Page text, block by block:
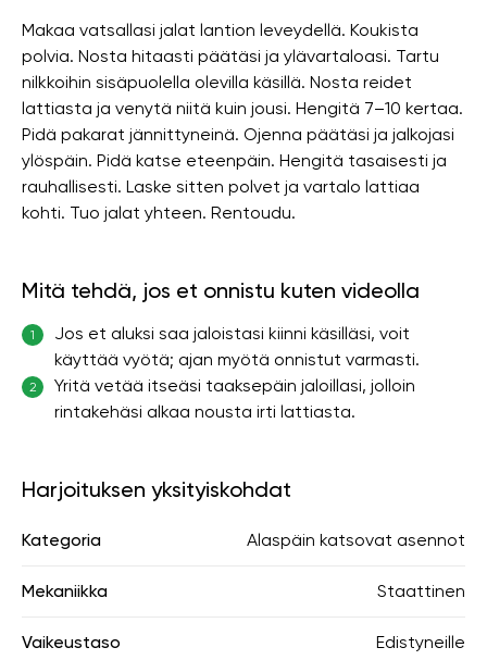
Makaa vatsallasi jalat lantion leveydellä. Koukista
polvia. Nosta hitaasti päätäsi ja ylävartaloasi. Tartu
nilkkoihin sisäpuolella olevilla käsillä. Nosta reidet
lattiasta ja venytä niitä kuin jousi. Hengitä 7–10 kertaa.
Pidä pakarat jännittyneinä. Ojenna päätäsi ja jalkojasi
ylöspäin. Pidä katse eteenpäin. Hengitä tasaisesti ja
rauhallisesti. Laske sitten polvet ja vartalo lattiaa
kohti. Tuo jalat yhteen. Rentoudu.
Mitä tehdä, jos et onnistu kuten videolla
1
Jos et aluksi saa jaloistasi kiinni käsilläsi, voit
käyttää vyötä; ajan myötä onnistut varmasti.
2
Yritä vetää itseäsi taaksepäin jaloillasi, jolloin
rintakehäsi alkaa nousta irti lattiasta.
Harjoituksen yksityiskohdat
Kategoria Alaspäin katsovat asennot
Mekaniikka Staattinen
Vaikeustaso Edistyneille